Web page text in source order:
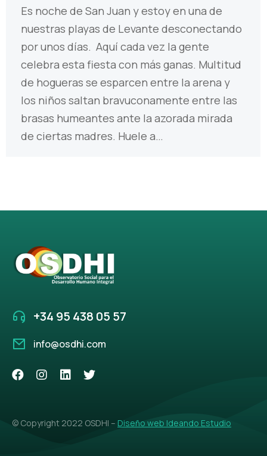
Es noche de San Juan y estoy en una de
nuestras playas de Levante desconectando
por unos días. Aquí cada vez la gente
celebra esta fiesta con más ganas. Multitud
de hogueras se esparcen entre la arena y
los niños saltan bravuconamente entre las
brasas humeantes ante la azorada mirada
de ciertas madres. Huele a…
+34 95 438 05 57
info@osdhi.com
© Copyright 2022 OSDHI – Diseño web Ideando Estudio